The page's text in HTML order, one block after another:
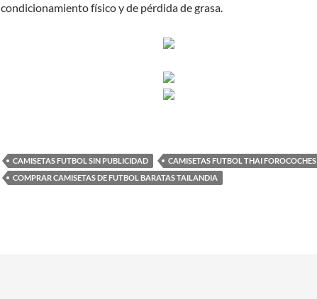
condicionamiento físico y de pérdida de grasa.
CAMISETAS FUTBOL SIN PUBLICIDAD
CAMISETAS FUTBOL THAI FOROCOCHES
COMPRAR CAMISETAS DE FUTBOL BARATAS TAILANDIA